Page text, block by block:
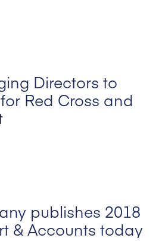
Directors to
Red Cross and
publishes 2018
& Accounts today